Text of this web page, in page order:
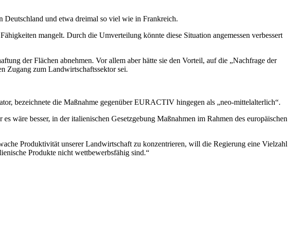
und etwa dreimal so viel wie in Frankreich.
mangelt. Durch die Umverteilung könnte diese Situation angemessen verbessert
der Flächen abnehmen. Vor allem aber hätte sie den Vorteil, auf die „Nachfrage der
Zugang zum Landwirtschaftssektor sei.
bezeichnete die Maßnahme gegenüber EURACTIV hingegen als „neo-mittelalterlich“.
wäre besser, in der italienischen Gesetzgebung Maßnahmen im Rahmen des europäischen
Produktivität unserer Landwirtschaft zu konzentrieren, will die Regierung eine Vielzahl
Produkte nicht wettbewerbsfähig sind.“